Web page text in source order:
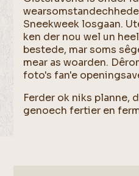
Sneekweek losgaan.
ken der nou wel un
bestede, mar soms
mear as woarden.
foto's fan'e
Ferder ok niks planne,
genoech fertier en